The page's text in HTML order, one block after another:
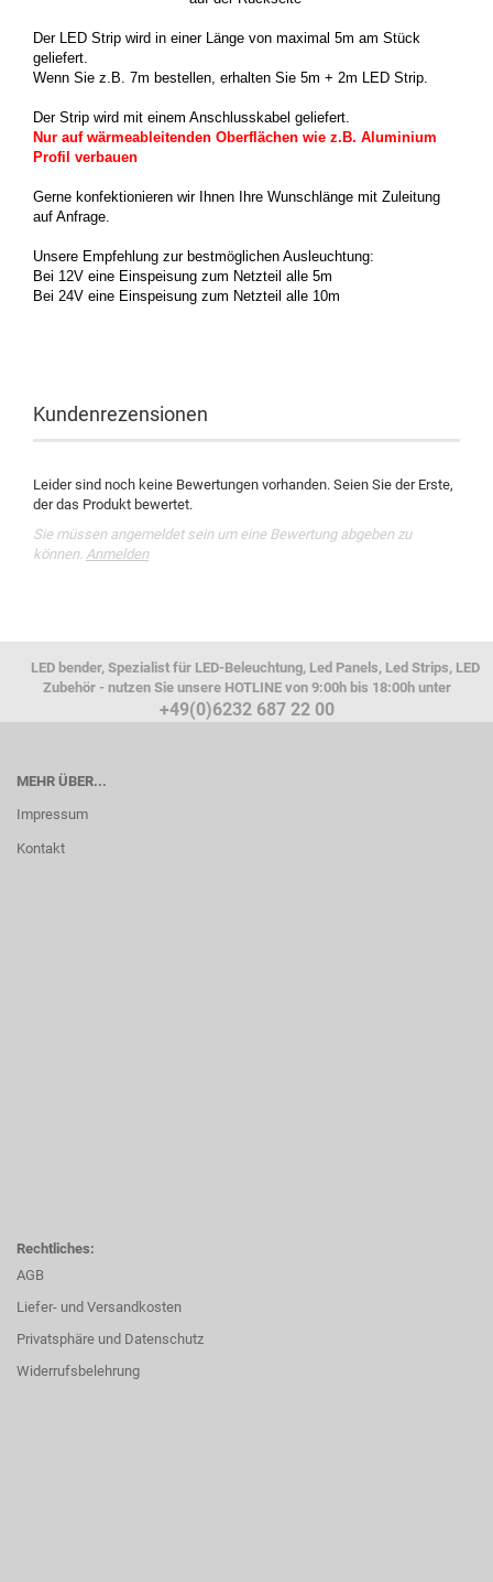
Der LED Strip wird in einer Länge von maximal 5m am Stück
geliefert.
Wenn Sie z.B. 7m bestellen, erhalten Sie 5m + 2m LED Strip.
Der Strip wird mit einem Anschlusskabel geliefert.
Nur auf wärmeableitenden Oberflächen wie z.B. Aluminium
Profil verbauen
Gerne konfektionieren wir Ihnen Ihre Wunschlänge mit Zuleitung
auf Anfrage.
Unsere Empfehlung zur bestmöglichen Ausleuchtung:
Bei 12V eine Einspeisung zum Netzteil alle 5m
Bei 24V eine Einspeisung zum Netzteil alle 10m
Kundenrezensionen
Leider sind noch keine Bewertungen vorhanden. Seien Sie der Erste,
der das Produkt bewertet.
Sie müssen angemeldet sein um eine Bewertung abgeben zu
können. Anmelden
LED bender, Spezialist für LED-Beleuchtung, Led Panels, Led Strips, LED
Zubehör - nutzen Sie unsere HOTLINE von 9:00h bis 18:00h unter
+49(0)6232 687 22 00
MEHR ÜBER...
Impressum
Kontakt
Rechtliches:
AGB
Liefer- und Versandkosten
Privatsphäre und Datenschutz
Widerrufsbelehrung